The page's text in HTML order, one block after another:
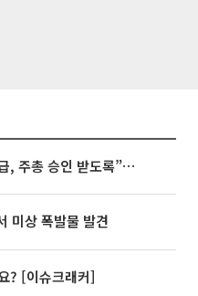
김정관 장관 “반도체 성과급, 주총 승인 받도록”…상법·자본시장법 개정 시사
미상 폭발물 발견
? [이슈크래커]